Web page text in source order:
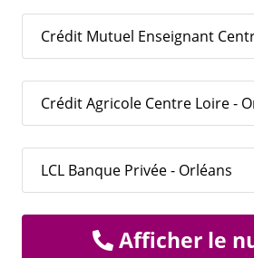
Crédit Mutuel Enseignant
Crédit Agricole Centre Loire -
LCL Banque Privée - Orléans
Afficher le